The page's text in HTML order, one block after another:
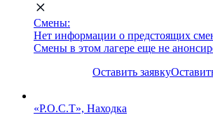
Смены:
Нет информации о предстоящих
Смены в этом лагере еще не
Оставить заявку
«Р.О.С.Т», Находка